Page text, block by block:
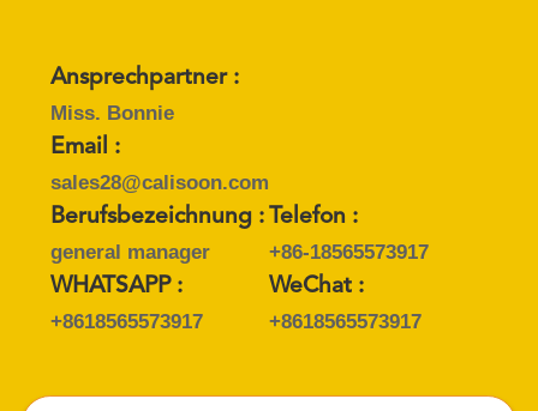
Ansprechpartner :
Miss. Bonnie
Email :
sales28@calisoon.com
Berufsbezeichnung :
general manager
Telefon :
+86-18565573917
WHATSAPP :
+8618565573917
WeChat :
+8618565573917